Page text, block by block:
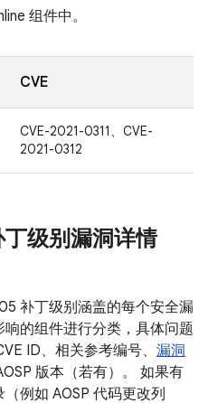
组件中。
CVE
CVE-2021-0311、CVE-
2021-0312
级别漏洞详情
补丁级别涵盖的每个安全漏
的组件进行分类，具体问题
ID、相关参考编号、 漏洞
版本（若有）。 如果有
例如 AOSP 代码更改列